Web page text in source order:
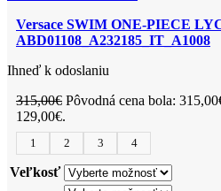
Versace SWIM ONE-PIECE
ABD01108_A232185_IT_A1008
Ihneď k odoslaniu
315,00€ Pôvodná cena bola:
129,00€.
1 2 3 4
Veľkosť